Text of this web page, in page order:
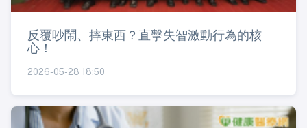
反覆吵鬧、摔東西？直擊失智激動行為的核
心！
2026-05-28 18:50